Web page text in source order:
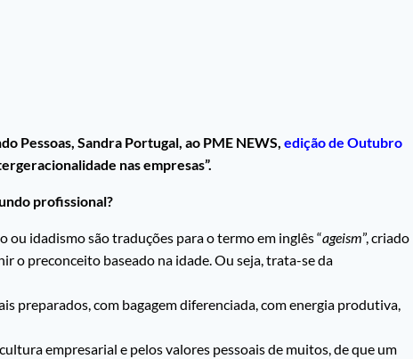
Pessoas, Sandra Portugal, ao PME NEWS, edição de Outubro
nas empresas”.
profissional?
ou idadismo são traduções para o termo em inglês “ageism”, criado
o preconceito baseado na idade. Ou seja, trata-se da
preparados, com bagagem diferenciada, com energia produtiva,
empresarial e pelos valores pessoais de muitos, de que um